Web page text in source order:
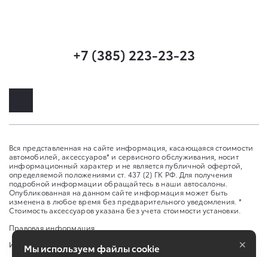
+7 (385) 223-23-23
Вся представленная на сайте информация, касающаяся стоимости
автомобилей, аксессуаров* и сервисного обслуживания, носит
информационный характер и не является публичной офертой,
определяемой положениями ст. 437 (2) ГК РФ. Для получения
подробной информации обращайтесь в наши автосалоны.
Опубликованная на данном сайте информация может быть
изменена в любое время без предварительного уведомления. *
Стоимость аксессуаров указана без учета стоимости установки.
Правовая информация
Изменить настройку cookies
Мы используем файлы cookie ×